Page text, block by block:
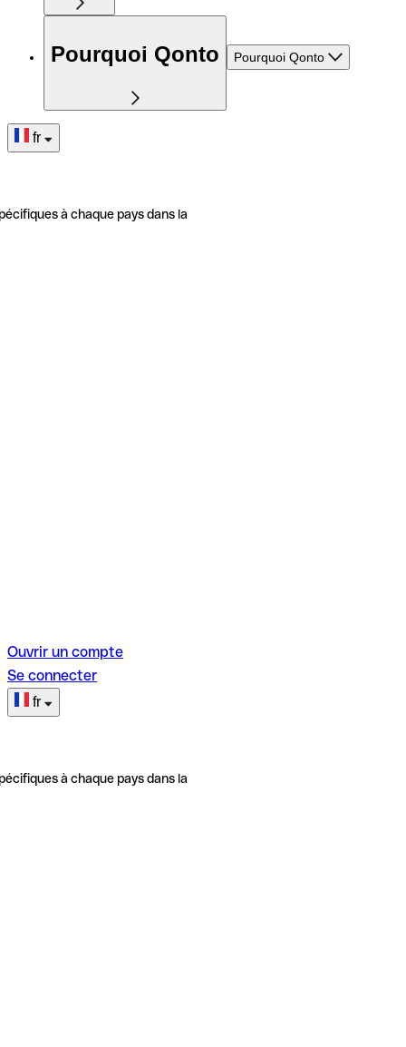
Pourquoi Qonto Pourquoi Qonto
fr
à chaque pays dans la
Ouvrir un compte
Se connecter
fr
à chaque pays dans la